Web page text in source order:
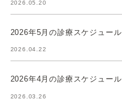
2026.05.20
2026年5月の診療スケジュール
2026.04.22
2026年4月の診療スケジュール
2026.03.26